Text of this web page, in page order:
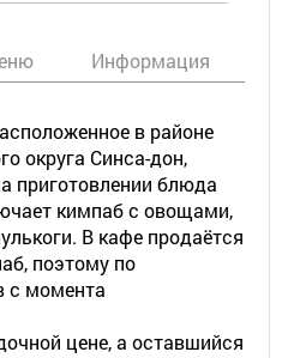
Информация
в районе
округа Синса-дон,
приготовлении блюда
кимпаб с овощами,
В кафе продаётся
поэтому по
с момента
цене, а оставшийся